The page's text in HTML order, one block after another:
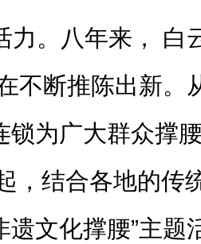
力。八年来， 白
不断推陈出新。
锁为广大群众撑
，结合各地的传
遗文化撑腰”主题